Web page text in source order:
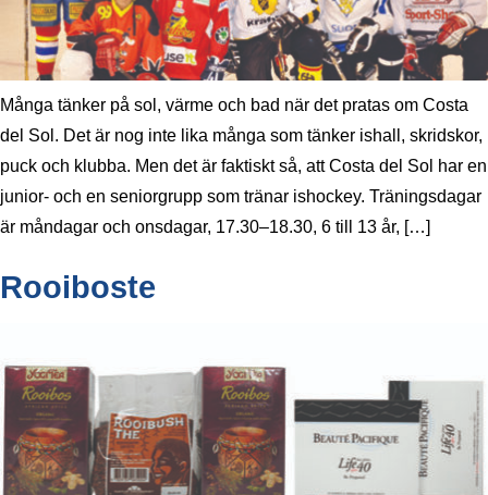
Många tänker på sol, värme och bad när det pratas om Costa
del Sol. Det är nog inte lika många som tänker ishall, skridskor,
puck och klubba. Men det är faktiskt så, att Costa del Sol har en
junior- och en seniorgrupp som tränar ishockey. Träningsdagar
är måndagar och onsdagar, 17.30–18.30, 6 till 13 år, […]
Rooiboste